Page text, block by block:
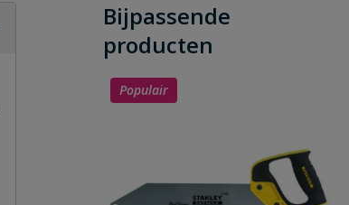
Bijpassende
producten
Populair